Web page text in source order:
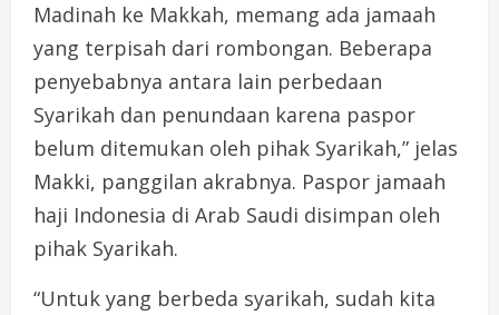
Madinah ke Makkah, memang ada jamaah
yang terpisah dari rombongan. Beberapa
penyebabnya antara lain perbedaan
Syarikah dan penundaan karena paspor
belum ditemukan oleh pihak Syarikah,” jelas
Makki, panggilan akrabnya. Paspor jamaah
haji Indonesia di Arab Saudi disimpan oleh
pihak Syarikah.
“Untuk yang berbeda syarikah, sudah kita